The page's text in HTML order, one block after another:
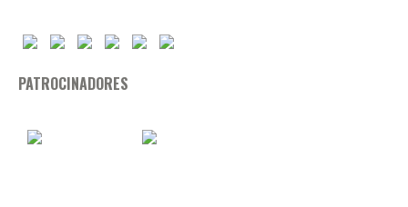
PATROCINADORES